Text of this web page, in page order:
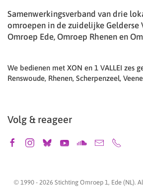
Samenwerkingsverband van drie
omroepen in de zuidelijke Gelderse
Omroep Ede, Omroep Rhenen en
We bedienen met XON en 1 VALLEI zes
Renswoude, Rhenen, Scherpenzeel,
Volg & reageer
© 1990 - 2026 Stichting Omroep 1, Ede (NL).